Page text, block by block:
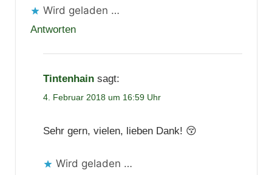
Wird geladen …
Antworten
Tintenhain sagt:
4. Februar 2018 um 16:59 Uhr
Sehr gern, vielen, lieben Dank! 😚
Wird geladen …